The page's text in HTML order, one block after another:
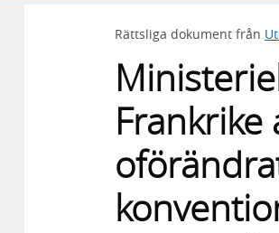
Rättsliga dokument från